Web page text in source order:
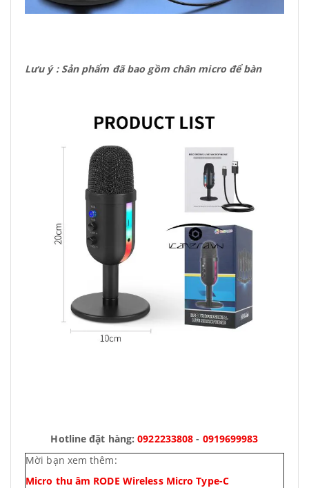
Lưu ý : Sản phẩm đã bao gồm chân micro để bàn
Hotline đặt hàng:0922233808 - 0919699983
Mời bạn xem thêm:
Micro thu âm RODE Wireless Micro Type-C